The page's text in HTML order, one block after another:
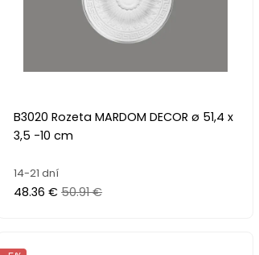
B3020 Rozeta MARDOM DECOR ø 51,4 x
3,5 -10 cm
14-21 dní
48.36 € 50.91 €